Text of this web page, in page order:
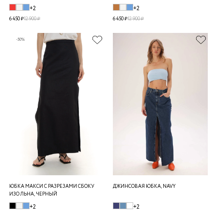
+2
6 450 ₽12 900 ₽
+2
6 450 ₽12 900 ₽
-50%
ЮБКА МАКСИ С РАЗРЕЗАМИ СБОКУ
ИЗО ЛЬНА, ЧЕРНЫЙ
+2
ДЖИНСОВАЯ ЮБКА, NAVY
+2